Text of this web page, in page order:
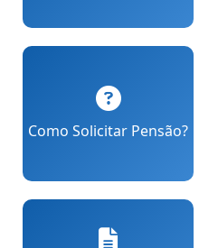
Como Solicitar Pensão?